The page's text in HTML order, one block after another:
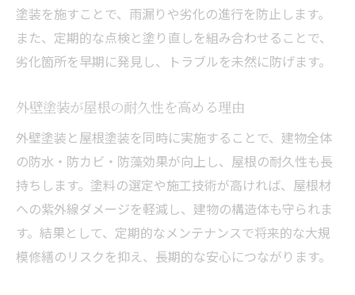
塗装を施すことで、雨漏りや劣化の進行を防止します。
また、定期的な点検と塗り直しを組み合わせることで、
劣化箇所を早期に発見し、トラブルを未然に防げます。
外壁塗装が屋根の耐久性を高める理由
外壁塗装と屋根塗装を同時に実施することで、建物全体
の防水・防カビ・防藻効果が向上し、屋根の耐久性も長
持ちします。塗料の選定や施工技術が高ければ、屋根材
への紫外線ダメージを軽減し、建物の構造体も守られま
す。結果として、定期的なメンテナンスで将来的な大規
模修繕のリスクを抑え、長期的な安心につながります。